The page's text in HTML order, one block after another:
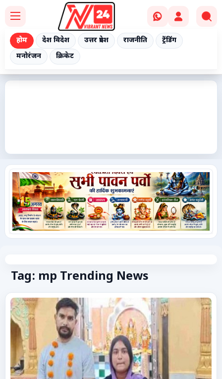
होम देश विदेश उत्तर प्रदेश राजनीति
ट्रेंडिंग
मनोरंजन
क्रिकेट
ट्रेंडिंग
मनोरंजन
क्रिकेट
लाइफस्टाइल
वायरल
स्पेशल
साहित्य
Tag: mp Trending News